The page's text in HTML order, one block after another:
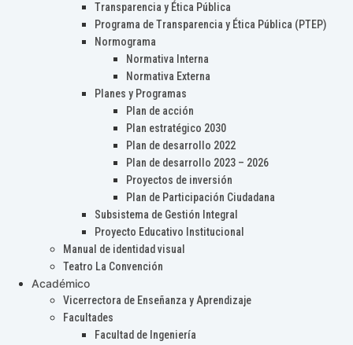
Transparencia y Ética Pública
Programa de Transparencia y Ética Pública (PTEP)
Normograma
Normativa Interna
Normativa Externa
Planes y Programas
Plan de acción
Plan estratégico 2030
Plan de desarrollo 2022
Plan de desarrollo 2023 – 2026
Proyectos de inversión
Plan de Participación Ciudadana
Subsistema de Gestión Integral
Proyecto Educativo Institucional
Manual de identidad visual
Teatro La Convención
Académico
Vicerrectora de Enseñanza y Aprendizaje
Facultades
Facultad de Ingeniería